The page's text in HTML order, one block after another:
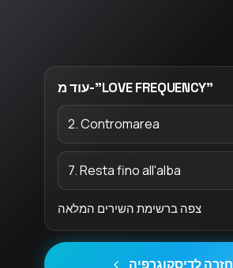
עוד מ-"LOVE FREQUENCY"
2. Contromarea
7. Resta fino all'alba
צפה ברשימת השירים המלאה
חזרה לדיסקוגרפיה